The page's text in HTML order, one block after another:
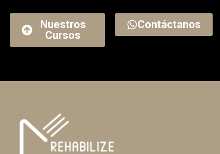
Nuestros
Cursos
Contáctanos